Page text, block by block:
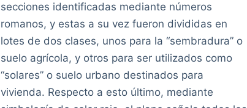
secciones identificadas mediante números
romanos, y estas a su vez fueron divididas en
lotes de dos clases, unos para la “sembradura” o
suelo agrícola, y otros para ser utilizados como
“solares” o suelo urbano destinados para
vivienda. Respecto a esto último, mediante